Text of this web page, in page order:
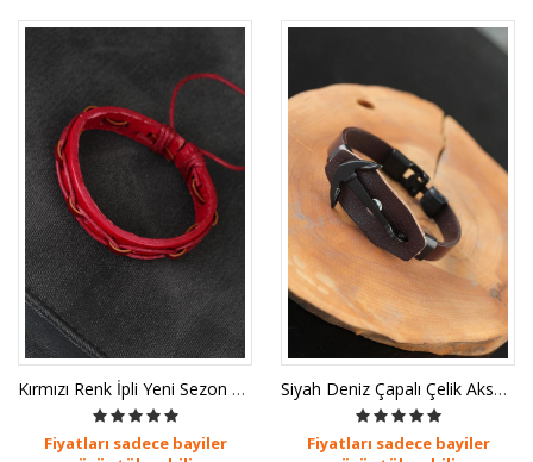
Kırmızı Renk İpli Yeni Sezon Deri E
Fiyatları sadece bayiler
Siyah Deniz Çapalı Çelik Aksesuarlı
Fiyatları sadece bayiler